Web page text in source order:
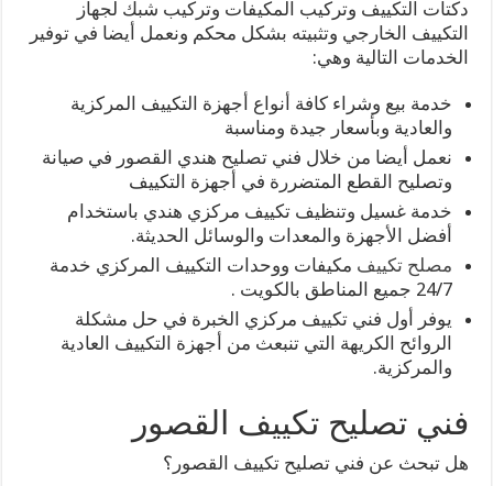
دكتات التكييف وتركيب المكيفات وتركيب شبك لجهاز
التكييف الخارجي وتثبيته بشكل محكم ونعمل أيضا في توفير
الخدمات التالية وهي:
خدمة بيع وشراء كافة أنواع أجهزة التكييف المركزية
والعادية وبأسعار جيدة ومناسبة
نعمل أيضا من خلال فني تصليح هندي القصور في صيانة
وتصليح القطع المتضررة في أجهزة التكييف
خدمة غسيل وتنظيف تكييف مركزي هندي باستخدام
أفضل الأجهزة والمعدات والوسائل الحديثة.
مصلح تكييف مكيفات ووحدات التكييف المركزي خدمة
24/7 جميع المناطق بالكويت .
يوفر أول فني تكييف مركزي الخبرة في حل مشكلة
الروائح الكريهة التي تنبعث من أجهزة التكييف العادية
والمركزية.
فني تصليح تكييف القصور
هل تبحث عن فني تصليح تكييف القصور؟